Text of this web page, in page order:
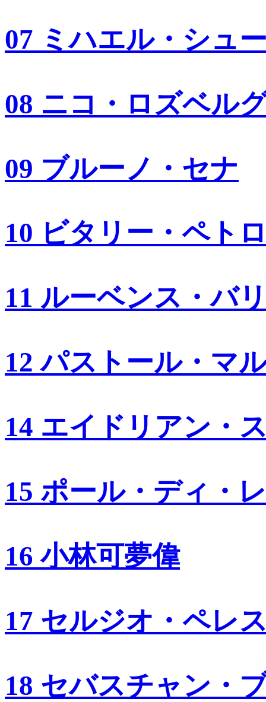
07 ミハエル・シュ
08 ニコ・ロズベル
09 ブルーノ・セナ
10 ビタリー・ペト
11 ルーベンス・バ
12 パストール・マ
14 エイドリアン・
15 ポール・ディ・
16 小林可夢偉
17 セルジオ・ペレ
18 セバスチャン・